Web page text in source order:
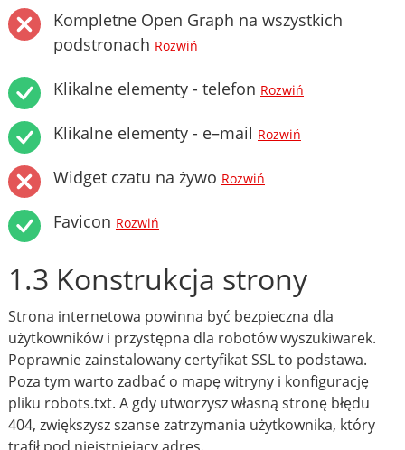
Kompletne Open Graph na wszystkich
podstronach Rozwiń
Klikalne elementy - telefon Rozwiń
Klikalne elementy - e–mail Rozwiń
Widget czatu na żywo Rozwiń
Favicon Rozwiń
1.3 Konstrukcja strony
Strona internetowa powinna być bezpieczna dla
użytkowników i przystępna dla robotów wyszukiwarek.
Poprawnie zainstalowany certyfikat SSL to podstawa.
Poza tym warto zadbać o mapę witryny i konfigurację
pliku robots.txt. A gdy utworzysz własną stronę błędu
404, zwiększysz szanse zatrzymania użytkownika, który